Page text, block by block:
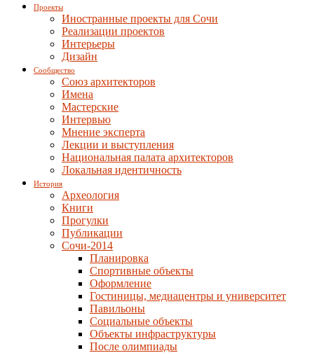
Проекты
Иностранные проекты для Сочи
Реализации проектов
Интерьеры
Дизайн
Сообщество
Союз архитекторов
Имена
Мастерские
Интервью
Мнение эксперта
Лекции и выступления
Национальная палата архитекторов
Локальная идентичность
История
Археология
Книги
Прогулки
Публикации
Сочи-2014
Планировка
Спортивные объекты
Оформление
Гостиницы, медиацентры и университет
Павильоны
Социальные объекты
Объекты инфраструктуры
После олимпиады